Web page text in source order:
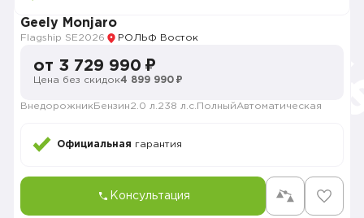
Geely Monjaro
Flagship SE2026 РОЛЬФ Восток
от 3 729 990 ₽
Цена без скидок4 899 990 ₽
Внедорожник Бензин2.0 л. 238 л.с. ПолныйАвтоматическая
Официальная гарантия
Консультация